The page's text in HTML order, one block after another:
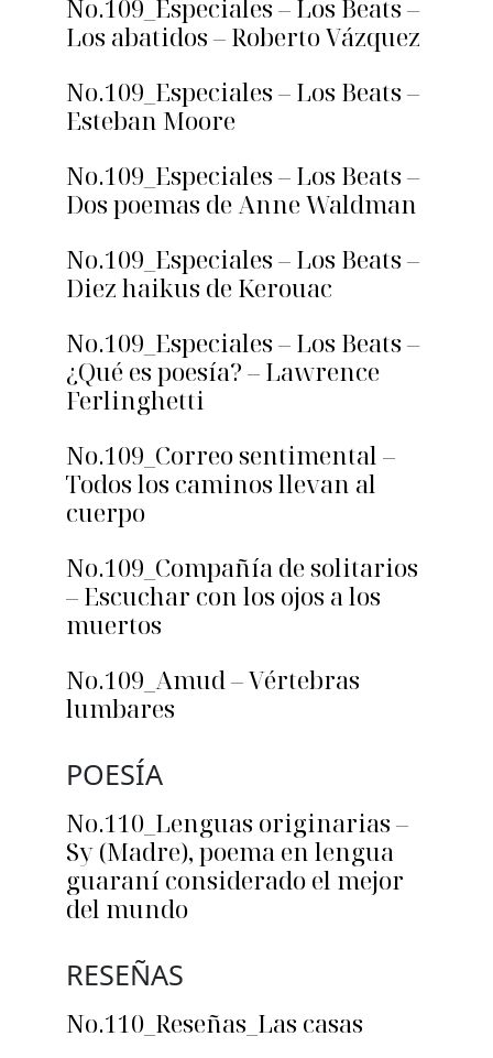
No.109_Especiales – Los Beats –
Los abatidos – Roberto Vázquez
No.109_Especiales – Los Beats –
Esteban Moore
No.109_Especiales – Los Beats –
Dos poemas de Anne Waldman
No.109_Especiales – Los Beats –
Diez haikus de Kerouac
No.109_Especiales – Los Beats –
¿Qué es poesía? – Lawrence
Ferlinghetti
No.109_Correo sentimental –
Todos los caminos llevan al
cuerpo
No.109_Compañía de solitarios
– Escuchar con los ojos a los
muertos
No.109_Amud – Vértebras
lumbares
POESÍA
No.110_Lenguas originarias –
Sy (Madre), poema en lengua
guaraní considerado el mejor
del mundo
RESEÑAS
No.110_Reseñas_Las casas